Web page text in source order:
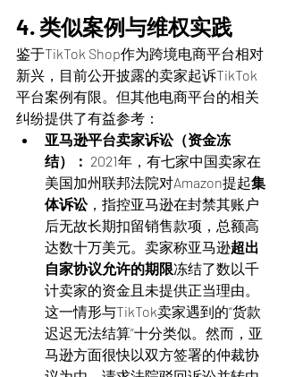
4. 类似案例与维权实践
鉴于TikTok Shop作为跨境电商平台相对
新兴，目前公开披露的卖家起诉TikTok
平台案例有限。但其他电商平台的相关
纠纷提供了有益参考：
亚马逊平台卖家诉讼（资金冻
结）： 2021年，有七家中国卖家在
美国加州联邦法院对Amazon提起集
体诉讼，指控亚马逊在封禁其账户
后无故长期扣留销售款项，总额高
达数十万美元。卖家称亚马逊超出
自家协议允许的期限冻结了数以千
计卖家的资金且未提供正当理由。
这一情形与TikTok卖家遇到的“货款
迟迟无法结算”十分类似。然而，亚
马逊方面很快以双方签署的仲裁协